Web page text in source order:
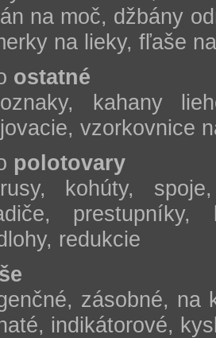
na moč, džbány
na lieky, fľaše
ostatné
kahany
vzorkovnice
polotovary
kohúty,
prestupníky,
redukcie
zásobné, na
indikátorové,